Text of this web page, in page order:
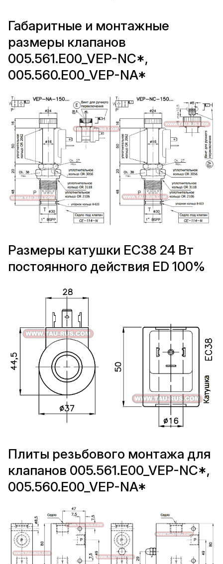
Габаритные и монтажные
размеры клапанов
005.561.E00_VEP-NC*,
005.560.E00_VEP-NA*
Размеры катушки EC38 24 Вт
постоянного действия ED 100%
Плиты резьбового монтажа для
клапанов 005.561.E00_VEP-NC*,
005.560.E00_VEP-NA*